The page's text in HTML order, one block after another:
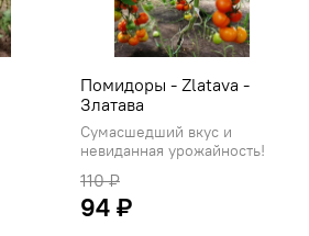
Помидоры - Zlatava -
Златава
Сумасшедший вкус и
невиданная урожайность!
110 ₽
94 ₽